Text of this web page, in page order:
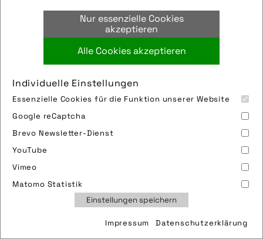
Nur essenzielle Cookies
akzeptieren
Alle Cookies akzeptieren
Individuelle Einstellungen
Essenzielle Cookies für die Funktion unserer Website
Google reCaptcha
Brevo Newsletter-Dienst
YouTube
Vimeo
Matomo Statistik
Einstellungen speichern
Impressum Datenschutzerklärung
Rad-Transportlösungen für jede
Lebenssituation
Der pressedienst-fahrrad zeigt eine Auswahl an
Generationen: vom modularen Kinderanhänger,